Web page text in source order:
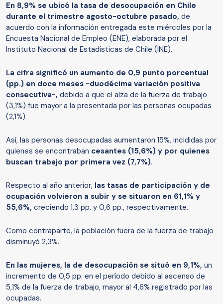
En 8,9% se ubicó la tasa de desocupación en Chile
durante el trimestre agosto-octubre pasado, de
acuerdo con la información entregada este miércoles por la
Encuesta Nacional de Empleo (ENE), elaborada por el
Instituto Nacional de Estadísticas de Chile (INE).
La cifra significó un aumento de 0,9 punto porcentual
(pp.) en doce meses -duodécima variación positiva
consecutiva-, debido a que el alza de la fuerza de trabajo
(3,1%) fue mayor a la presentada por las personas ocupadas
(2,1%).
Así, las personas desocupadas aumentaron 15%, incididas por
quienes se encontraban cesantes (15,6%) y por quienes
buscan trabajo por primera vez (7,7%).
Respecto al año anterior, las tasas de participación y de
ocupación volvieron a subir y se situaron en 61,1% y
55,6%, creciendo 1,3 pp. y 0,6 pp., respectivamente.
Como contraparte, la población fuera de la fuerza de trabajo
disminuyó 2,3%.
En las mujeres, la de desocupación se situó en 9,1%, un
incremento de 0,5 pp. en el período debido al ascenso de
5,1% de la fuerza de trabajo, mayor al 4,6% registrado por las
ocupadas.